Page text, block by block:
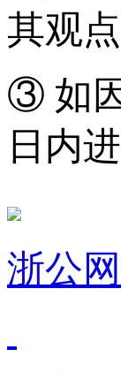
其观
③ 如
日内
浙公